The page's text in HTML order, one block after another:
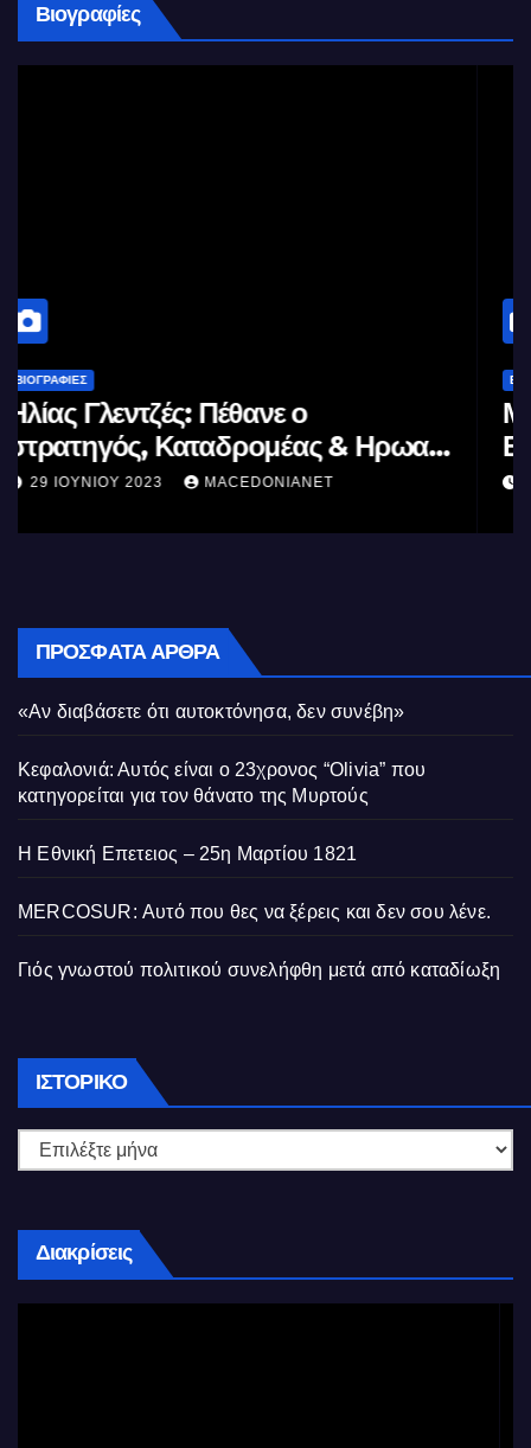
Βιογραφίες
ΒΙΟΓΡΑΦΊΕΣ
Μέγας Αλέξανδρος: Ο μέγιστος των
Ελλήνων
11 ΙΟΥΝΊΟΥ 2023 MACEDONIANET
ΠΡΌΣΦΑΤΑ ΆΡΘΡΑ
«Αν διαβάσετε ότι αυτοκτόνησα, δεν συνέβη»
Κεφαλονιά: Αυτός είναι ο 23χρονος “Olivia” που
κατηγορείται για τον θάνατο της Μυρτούς
Η Εθνική Επετειος – 25η Μαρτίου 1821
MERCOSUR: Αυτό που θες να ξέρεις και δεν σου λένε.
Γιός γνωστού πολιτικού συνελήφθη μετά από καταδίωξη
ΙΣΤΟΡΙΚΌ Ιστορικό
Διακρίσεις